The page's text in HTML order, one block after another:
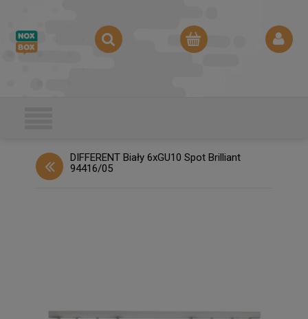
DIFFERENT Biały 6xGU10 Spot Brilliant
94416/05